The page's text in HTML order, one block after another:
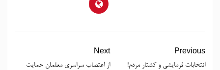
Previous
انتخابات فرمایشی و کشتار مردم!
Next
از اعتصاب سراسری معلمان حمایت